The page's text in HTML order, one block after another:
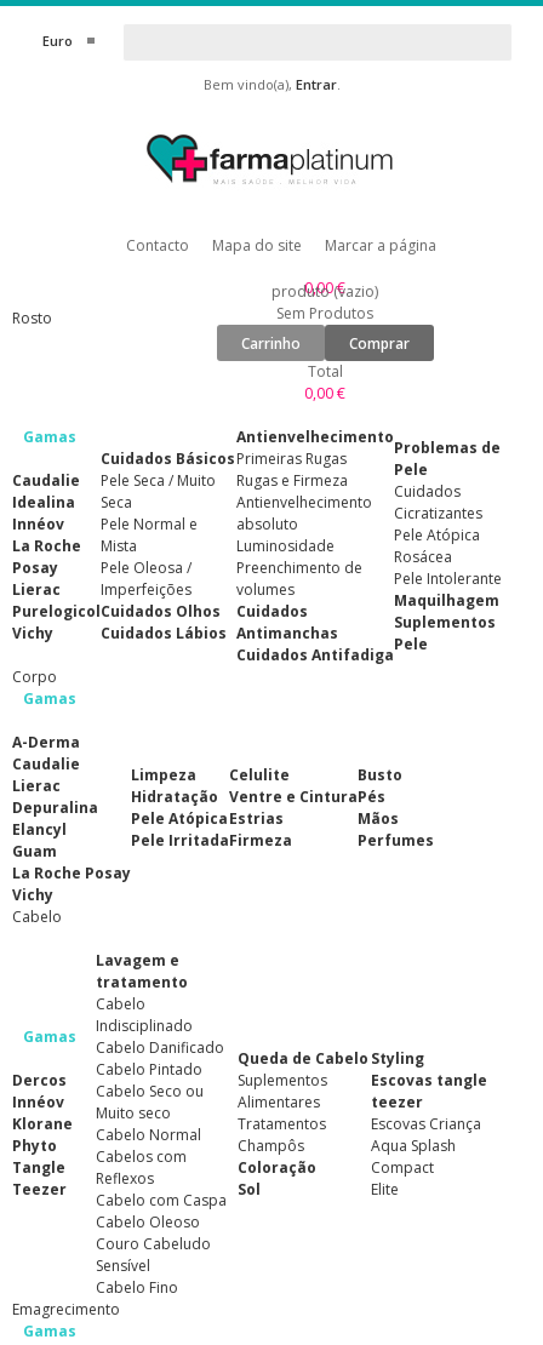
Euro
Bem vindo(a), Entrar.
Contacto Mapa do site Marcar a página
0,00 €
produto (vazio)
Sem Produtos
Carrinho
Comprar
Total
0,00 €
Rosto
Gamas
Caudalie
Idealina
Innéov
La Roche
Posay
Lierac
Purelogicol
Vichy
Cuidados Básicos
Pele Seca / Muito
Seca
Pele Normal e
Mista
Pele Oleosa /
Imperfeições
Cuidados Olhos
Cuidados Lábios
Antienvelhecimento
Primeiras Rugas
Rugas e Firmeza
Antienvelhecimento
absoluto
Luminosidade
Preenchimento de
volumes
Cuidados
Antimanchas
Cuidados Antifadiga
Problemas de
Pele
Cuidados
Cicratizantes
Pele Atópica
Rosácea
Pele Intolerante
Maquilhagem
Suplementos
Pele
Corpo
Gamas
A-Derma
Caudalie
Lierac
Depuralina
Elancyl
Guam
La Roche Posay
Vichy
Limpeza
Hidratação
Pele Atópica
Pele Irritada
Celulite
Ventre e Cintura
Estrias
Firmeza
Busto
Pés
Mãos
Perfumes
Cabelo
Gamas
Dercos
Innéov
Klorane
Phyto
Tangle
Teezer
Lavagem e
tratamento
Cabelo
Indisciplinado
Cabelo Danificado
Cabelo Pintado
Cabelo Seco ou
Muito seco
Cabelo Normal
Cabelos com
Reflexos
Cabelo com Caspa
Cabelo Oleoso
Couro Cabeludo
Sensível
Cabelo Fino
Queda de Cabelo
Suplementos
Alimentares
Tratamentos
Champôs
Coloração
Sol
Styling
Escovas tangle
teezer
Escovas Criança
Aqua Splash
Compact
Elite
Emagrecimento
Gamas